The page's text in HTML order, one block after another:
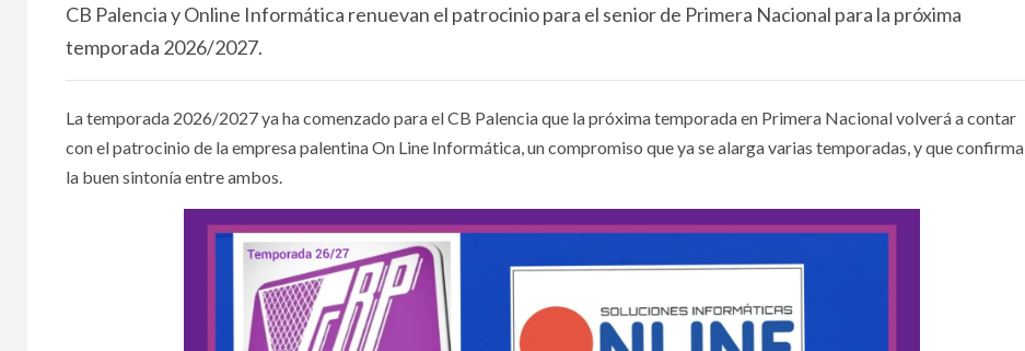
CB Palencia y Online Informática renuevan el patrocinio para el senior de Primera Nacional para la próxima
temporada 2026/2027.
La temporada 2026/2027 ya ha comenzado para el CB Palencia que la próxima temporada en Primera Nacional volverá a contar
con el patrocinio de la empresa palentina On Line Informática, un compromiso que ya se alarga varias temporadas, y que confirma
la buen sintonía entre ambos.